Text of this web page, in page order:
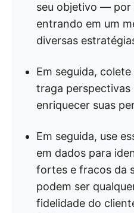
seu objetivo — por
entrando em um
diversas
Em seguida,
traga
enriquecer suas
Em seguida, use
em dados para
fortes e fracos da
podem ser
fidelidade do